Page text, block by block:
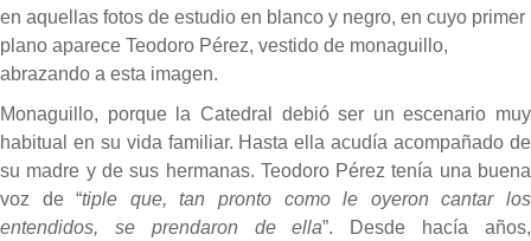
en aquellas fotos de estudio en blanco y negro, en cuyo primer
plano aparece Teodoro Pérez, vestido de monaguillo,
abrazando a esta imagen.
Monaguillo, porque la Catedral debió ser un escenario muy
habitual en su vida familiar. Hasta ella acudía acompañado de
su madre y de sus hermanas. Teodoro Pérez tenía una buena
voz de “tiple que, tan pronto como le oyeron cantar los
entendidos, se prendaron de ella”. Desde hacía años,